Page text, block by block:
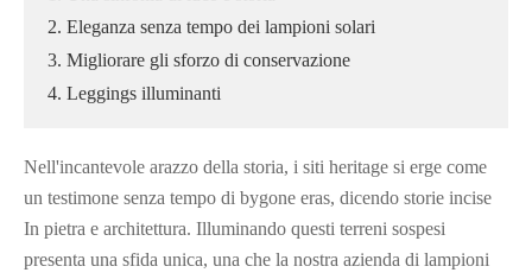
2. Eleganza senza tempo dei lampioni solari
3. Migliorare gli sforzo di conservazione
4. Leggings illuminanti
Nell'incantevole arazzo della storia, i siti heritage si erge come
un testimone senza tempo di bygone eras, dicendo storie incise
In pietra e architettura. Illuminando questi terreni sospesi
presenta una sfida unica, una che la nostra azienda di lampioni